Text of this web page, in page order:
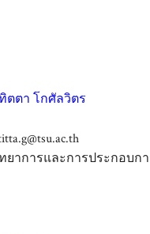
ตตา โกศัลวิตร
าการและการประกอบก